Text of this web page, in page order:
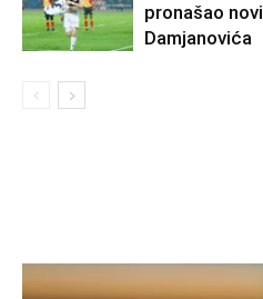
pronašao
Damjanovića